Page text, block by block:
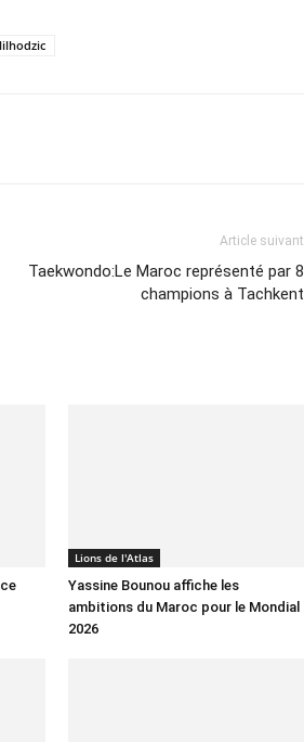
Article suivant
Taekwondo:Le Maroc représenté par 8
champions à Tachkent
Lions de l'Atlas
Yassine Bounou affiche les
ambitions du Maroc pour le Mondial
2026